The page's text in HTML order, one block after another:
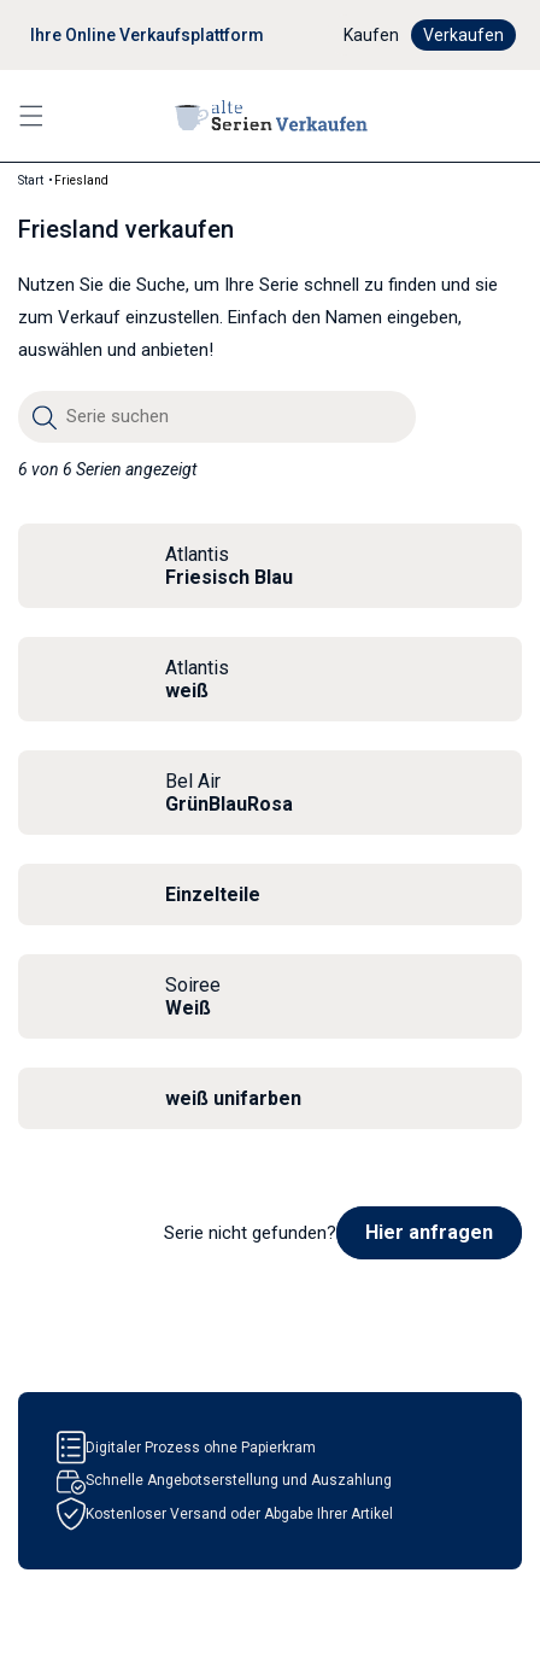
Ihre Online Verkaufsplattform Digitaler
Kaufen Verkaufen
Start Friesland
Friesland verkaufen
Nutzen Sie die Suche, um Ihre Serie schnell zu finden und sie
zum Verkauf einzustellen. Einfach den Namen eingeben,
auswählen und anbieten!
Serie suchen
6 von 6 Serien angezeigt
Atlantis
Friesisch Blau
Atlantis
weiß
Bel Air
GrünBlauRosa
Einzelteile
Soiree
Weiß
weiß unifarben
Serie nicht gefunden? Hier anfragen
Digitaler Prozess ohne Papierkram
Schnelle Angebotserstellung und Auszahlung
Kostenloser Versand oder Abgabe Ihrer Artikel